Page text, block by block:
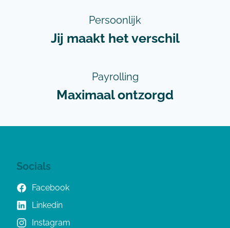
Persoonlijk
Jij maakt het verschil
Payrolling
Maximaal ontzorgd
Socials
Facebook
Linkedin
Instagram